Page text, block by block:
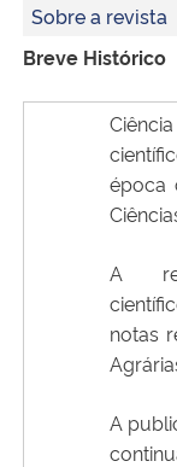
Sobre a revista
Breve Histórico
época
A
notas
A